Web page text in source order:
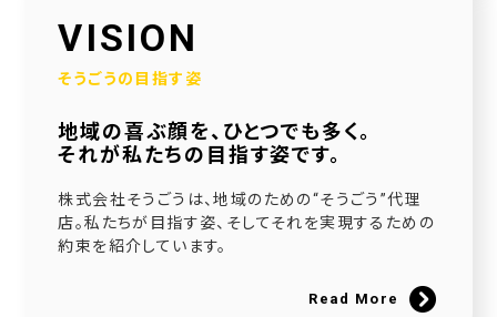
VISION
そうごうの目指す姿
地域の喜ぶ顔を、ひとつでも多く。
それが私たちの目指す姿です。
株式会社そうごうは、地域のための“そうごう”代理
店。私たちが目指す姿、そしてそれを実現するための
約束を紹介しています。
Read More